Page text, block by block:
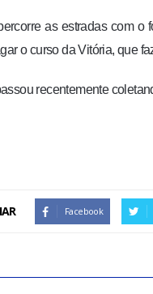
as estradas com o
o curso da Vitória, que
recentemente
Facebook